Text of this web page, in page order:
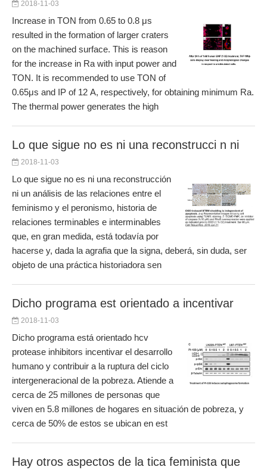
2018-11-03
Increase in TON from 0.65 to 0.8 μs
resulted in the formation of larger craters
on the machined surface. This is reason
for the increase in Ra with input power and
TON. It is recommended to use TON of
0.65μs and IP of 12 A, respectively, for obtaining minimum Ra.
The thermal power generates the high
Lo que sigue no es ni una reconstrucci n ni
2018-11-03
Lo que sigue no es ni una reconstrucción
ni un análisis de las relaciones entre el
feminismo y el peronismo, historia de
relaciones terminables e interminables
que, en gran medida, está todavía por
hacerse y, dada la agrafia que la signa, deberá, sin duda, ser
objeto de una práctica historiadora sen
Dicho programa est orientado a incentivar
2018-11-03
Dicho programa está orientado hcv
protease inhibitors incentivar el desarrollo
humano y contribuir a la ruptura del ciclo
intergeneracional de la pobreza. Atiende a
cerca de 25 millones de personas que
viven en 5.8 millones de hogares en situación de pobreza, y
cerca de 50% de estos se ubican en est
Hay otros aspectos de la tica feminista que